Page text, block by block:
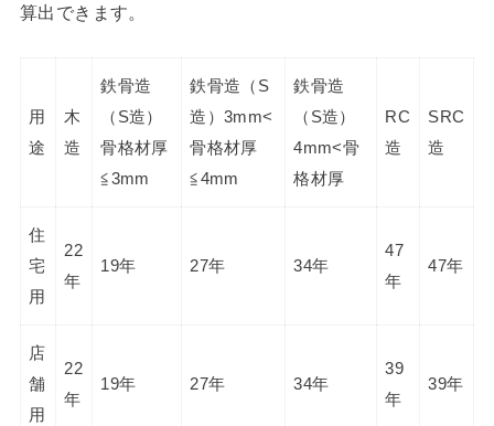
算出できます。
用
途
木
造
鉄骨造
（S造）
骨格材厚
≦3mm
鉄骨造（S
造）3mm<
骨格材厚
≦4mm
鉄骨造
（S造）
4mm<骨
格材厚
RC
造
SRC
造
住
宅
用
22
年
19年 27年 34年
47
年
47年
店
舗
用
22
年
19年 27年 34年
39
年
39年